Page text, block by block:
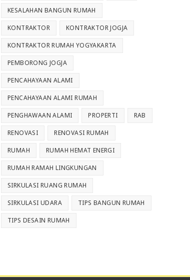
KESALAHAN BANGUN RUMAH
KONTRAKTOR KONTRAKTOR JOGJA
KONTRAKTOR RUMAH YOGYAKARTA
PEMBORONG JOGJA
PENCAHAYAAN ALAMI
PENCAHAYAAN ALAMI RUMAH
PENGHAWAAN ALAMI PROPERTI RAB
RENOVASI RENOVASI RUMAH
RUMAH RUMAH HEMAT ENERGI
RUMAH RAMAH LINGKUNGAN
SIRKULASI RUANG RUMAH
SIRKULASI UDARA TIPS BANGUN RUMAH
TIPS DESAIN RUMAH